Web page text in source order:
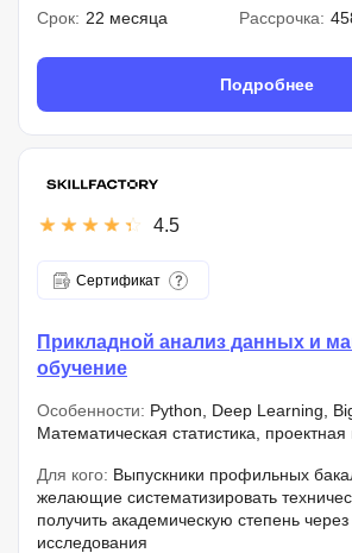
Срок: 22 месяца Рассрочка:
Подробнее
4.5
Сертификат
Прикладной анализ данных и
обучение
Особенности: Python, Deep Learning,
Математическая статистика, проектная
Для кого: Выпускники профильных
желающие систематизировать
получить академическую степень
исследования